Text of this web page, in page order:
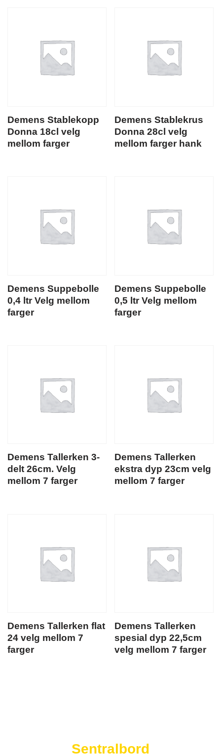
Demens Stablekopp
Donna 18cl velg
mellom farger
Demens Stablekrus
Donna 28cl velg
mellom farger hank
Demens Suppebolle
0,4 ltr Velg mellom
farger
Demens Suppebolle
0,5 ltr Velg mellom
farger
Demens Tallerken 3-
delt 26cm. Velg
mellom 7 farger
Demens Tallerken
ekstra dyp 23cm velg
mellom 7 farger
Demens Tallerken flat
24 velg mellom 7
farger
Demens Tallerken
spesial dyp 22,5cm
velg mellom 7 farger
Sentralbord